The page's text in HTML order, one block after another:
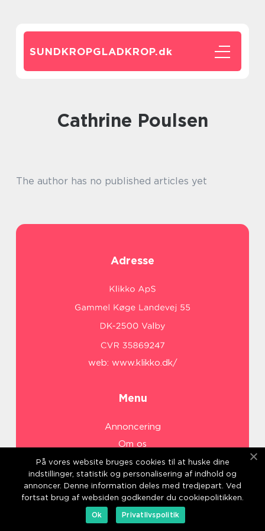
SUNDKROPGLADKROP.dk
Cathrine Poulsen
The author has no published articles yet
Adresse
web: www.klikko.dk/
Menu
Annoncering
Om os
Cookies
Kontakt os
Sitemap
På vores website bruges cookies til at huske dine
indstillinger, statistik og personalisering af indhold og
annoncer. Denne information deles med tredjepart. Ved
fortsat brug af websiden godkender du cookiepolitikken.
Ok
Privatlivspolitik